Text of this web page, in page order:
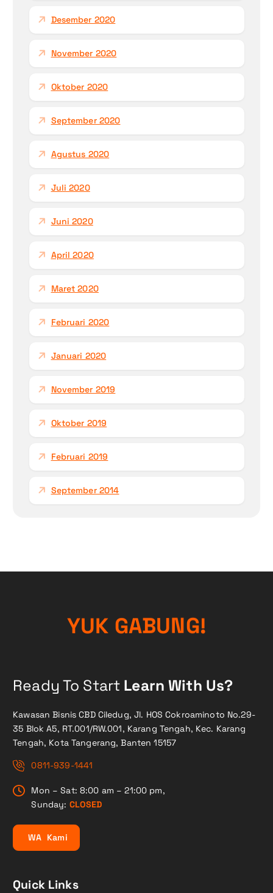
Desember 2020
November 2020
Oktober 2020
September 2020
Agustus 2020
Juli 2020
Juni 2020
April 2020
Maret 2020
Februari 2020
Januari 2020
November 2019
Oktober 2019
Februari 2019
September 2014
YUK GABUNG!
Ready To Start Learn With Us?
Kawasan Bisnis CBD Ciledug, Jl. HOS Cokroaminoto No.29-
35 Blok A5, RT.001/RW.001, Karang Tengah, Kec. Karang
Tengah, Kota Tangerang, Banten 15157
0811-939-1441
Mon – Sat: 8:00 am – 21:00 pm,
Sunday: CLOSED
WA Kami
Quick Links